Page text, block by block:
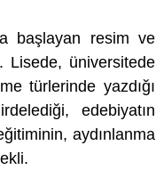
başlayan resim ve
Lisede, üniversitede
türlerinde yazdığı
edebiyatın
aydınlanma